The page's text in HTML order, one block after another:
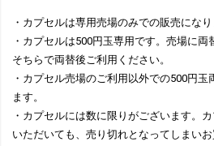
・カプセルは専用売場のみでの販売になり
・カプセルは500円玉専用です。売場に両
そちらで両替後ご利用ください。
・カプセル売場のご利用以外での500円玉
ます。
・カプセルには数に限りがございます。
いただいても、売り切れとなってしまい